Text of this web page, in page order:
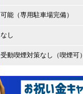
可能（専用駐車場完備）
なし
受動喫煙対策なし（喫煙可）